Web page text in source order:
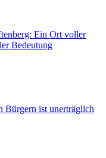
Ein Ort voller
Bedeutung
Bürgern ist unerträglich